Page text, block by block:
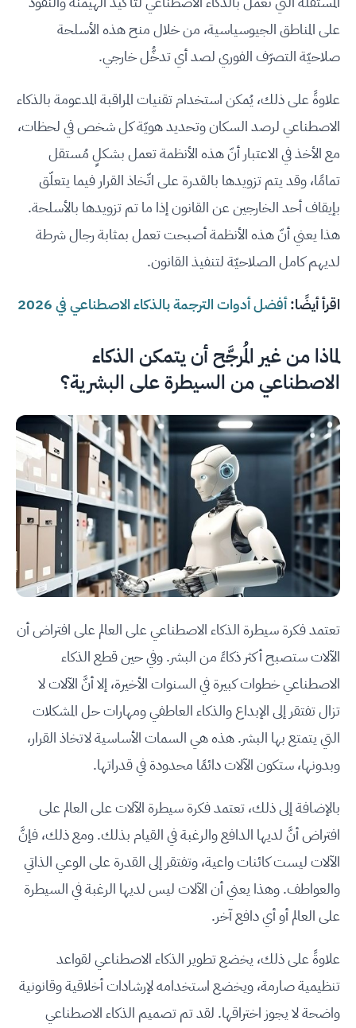
على المناطق الجيوسياسية، من خلال منح هذه الأسلحة
صلاحيّة التصرّف الفوري لصد أي تدخُّل خارجي.
علاوةً على ذلك، يُمكن استخدام تقنيات المراقبة المدعومة بالذكاء
الاصطناعي لرصد السكان وتحديد هويّة كل شخص في لحظات،
مع الأخذ في الاعتبار أنّ هذه الأنظمة تعمل بشكلٍ مُستقل
تمامًا، وقد يتم تزويدها بالقدرة على اتّخاذ القرار فيما يتعلّق
بإيقاف أحد الخارجين عن القانون إذا ما تم تزويدها بالأسلحة.
هذا يعني أنّ هذه الأنظمة أصبحت تعمل بمثابة رجال شرطة
لديهم كامل الصلاحيّة لتنفيذ القانون.
اقرأ أيضًا:أفضل أدوات الترجمة بالذكاء الاصطناعي في 2026
لماذا من غير المُرجَّح أن يتمكن الذكاء
الاصطناعي من السيطرة على البشرية؟
تعتمد فكرة سيطرة الذكاء الاصطناعي على العالم على افتراض أن
الآلات ستصبح أكثر ذكاءً من البشر. وفي حين قطع الذكاء
الاصطناعي خطوات كبيرة في السنوات الأخيرة، إلا أنَّ الآلات لا
تزال تفتقر إلى الإبداع والذكاء العاطفي ومهارات حل المشكلات
التي يتمتع بها البشر. هذه هي السمات الأساسية لاتخاذ القرار،
وبدونها، ستكون الآلات دائمًا محدودة في قدراتها.
بالإضافة إلى ذلك، تعتمد فكرة سيطرة الآلات على العالم على
افتراض أنَّ لديها الدافع والرغبة في القيام بذلك. ومع ذلك، فإنَّ
الآلات ليست كائنات واعية، وتفتقر إلى القدرة على الوعي الذاتي
والعواطف. وهذا يعني أن الآلات ليس لديها الرغبة في السيطرة
على العالم أو أي دافع آخر.
علاوةً على ذلك، يخضع تطوير الذكاء الاصطناعي لقواعد
تنظيمية صارمة، ويخضع استخدامه لإرشادات أخلاقية وقانونية
واضحة لا يجوز اختراقها. لقد تم تصميم الذكاء الاصطناعي